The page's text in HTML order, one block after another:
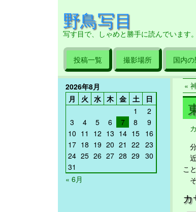
野鳥写目
写す目で、しゃめと勝手に読んでいます。
投稿一覧 撮影場所 国内
2026年8月
月
火 水 木 金 土
日
1
2
3
4 5 6 7 8
9
10 11 12 13 14 15 16
17 18 19 20 21 22 23
24 25 26 27 28 29 30
31
« 6月
«
こ